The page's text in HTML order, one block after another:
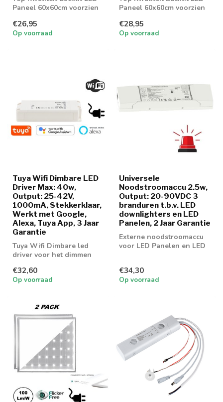
Paneel 60x60cm voorzien
UGR19 Dif...
€26,95
Op voorraad
Paneel 60x60cm voorzien
UGR19 Dif...
€28,95
Op voorraad
Tuya Wifi Dimbare LED
Driver Max: 40w,
Output: 25-42V,
1000mA, Stekkerklaar,
Werkt met Google,
Alexa, Tuya App, 3 Jaar
Garantie
Tuya Wifi Dimbare led
driver voor het dimmen
downlighters
€32,60
Op voorraad
Universele
Noodstroomaccu 2.5w,
Output: 20-90VDC 3
branduren t.b.v. LED
downlighters en LED
Panelen, 2 Jaar Garantie
Externe noodstroomaccu
voor LED Panelen en LED
€34,30
Op voorraad